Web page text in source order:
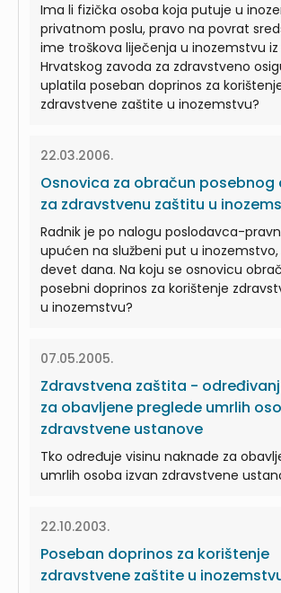
Ima li fizička osoba koja putuje u
privatnom poslu, pravo na povrat
ime troškova liječenja u inozemstvu
Hrvatskog zavoda za zdravstveno
uplatila poseban doprinos za
zdravstvene zaštite u inozemstvu?
22.03.2006.
Osnovica za obračun posebnog
za zdravstvenu zaštitu u
Radnik je po nalogu poslodavca-
upućen na službeni put u
devet dana. Na koju se osnovicu
posebni doprinos za korištenje
u inozemstvu?
07.05.2005.
Zdravstvena zaštita -
za obavljene preglede umrlih
zdravstvene ustanove
Tko određuje visinu naknade za
umrlih osoba izvan zdravstvene
22.10.2003.
Poseban doprinos za korištenje
zdravstvene zaštite u